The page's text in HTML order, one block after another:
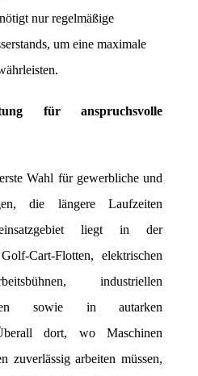
nur regelmäßige
um eine maximale
für anspruchsvolle
Wahl für gewerbliche und
die längere Laufzeiten
liegt in der
Cart-Flotten, elektrischen
industriellen
sowie in autarken
dort, wo Maschinen
zuverlässig arbeiten müssen,